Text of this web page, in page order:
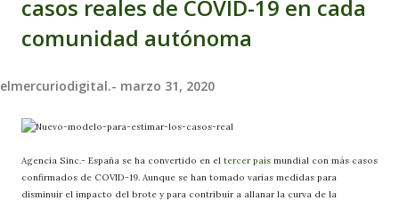
casos reales de COVID-19 en cada
comunidad autónoma
elmercuriodigital.- marzo 31, 2020
Agencia Sinc.- España se ha convertido en el tercer país mundial con más casos
confirmados de COVID-19. Aunque se han tomado varias medidas para
disminuir el impacto del brote y para contribuir a allanar la curva de la